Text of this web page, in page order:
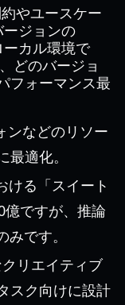
やユースケー
ジョンの
カル環境で
どのバージョ
フォーマンス最
ンなどのリソー
適化。
ける「スイート
ですが、推論
です。
リエイティブ
スク向けに設計